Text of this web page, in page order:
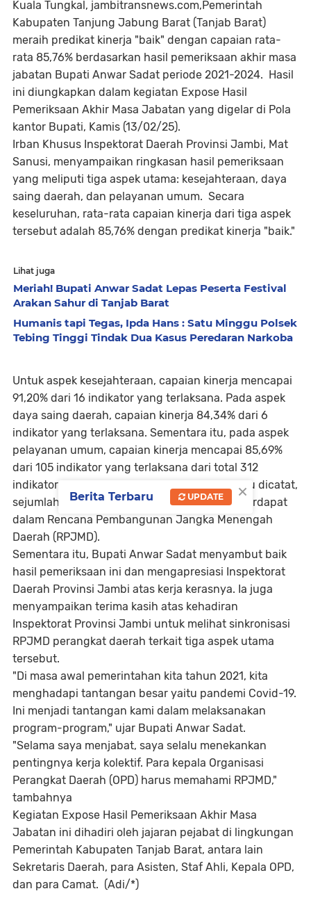
Kuala Tungkal, jambitransnews.com,Pemerintah
Kabupaten Tanjung Jabung Barat (Tanjab Barat)
meraih predikat kinerja "baik" dengan capaian rata-
rata 85,76% berdasarkan hasil pemeriksaan akhir masa
jabatan Bupati Anwar Sadat periode 2021-2024. Hasil
ini diungkapkan dalam kegiatan Expose Hasil
Pemeriksaan Akhir Masa Jabatan yang digelar di Pola
kantor Bupati, Kamis (13/02/25).
Irban Khusus Inspektorat Daerah Provinsi Jambi, Mat
Sanusi, menyampaikan ringkasan hasil pemeriksaan
yang meliputi tiga aspek utama: kesejahteraan, daya
saing daerah, dan pelayanan umum. Secara
keseluruhan, rata-rata capaian kinerja dari tiga aspek
tersebut adalah 85,76% dengan predikat kinerja "baik."
Lihat juga
Meriah! Bupati Anwar Sadat Lepas Peserta Festival
Arakan Sahur di Tanjab Barat
Humanis tapi Tegas, Ipda Hans : Satu Minggu Polsek
Tebing Tinggi Tindak Dua Kasus Peredaran Narkoba
Untuk aspek kesejahteraan, capaian kinerja mencapai
91,20% dari 16 indikator yang terlaksana. Pada aspek
daya saing daerah, capaian kinerja 84,34% dari 6
indikator yang terlaksana. Sementara itu, pada aspek
pelayanan umum, capaian kinerja mencapai 85,69%
dari 105 indikator yang terlaksana dari total 312
indikator yang terdiri dari empat urusan. Perlu dicatat,
sejumlah indikator dalam setiap aspek tidak terdapat
dalam Rencana Pembangunan Jangka Menengah
Daerah (RPJMD).
Sementara itu, Bupati Anwar Sadat menyambut baik
hasil pemeriksaan ini dan mengapresiasi Inspektorat
Daerah Provinsi Jambi atas kerja kerasnya. Ia juga
menyampaikan terima kasih atas kehadiran
Inspektorat Provinsi Jambi untuk melihat sinkronisasi
RPJMD perangkat daerah terkait tiga aspek utama
tersebut.
"Di masa awal pemerintahan kita tahun 2021, kita
menghadapi tantangan besar yaitu pandemi Covid-19.
Ini menjadi tantangan kami dalam melaksanakan
program-program," ujar Bupati Anwar Sadat.
"Selama saya menjabat, saya selalu menekankan
pentingnya kerja kolektif. Para kepala Organisasi
Perangkat Daerah (OPD) harus memahami RPJMD,"
tambahnya
Kegiatan Expose Hasil Pemeriksaan Akhir Masa
Jabatan ini dihadiri oleh jajaran pejabat di lingkungan
Pemerintah Kabupaten Tanjab Barat, antara lain
Sekretaris Daerah, para Asisten, Staf Ahli, Kepala OPD,
dan para Camat. (Adi/*)
×
Berita Terbaru UPDATE